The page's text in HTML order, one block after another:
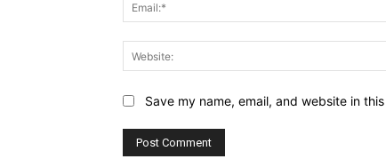
Save my name, email, and website in